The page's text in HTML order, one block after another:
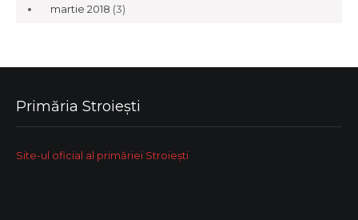
martie 2018 (3)
Primăria Stroiești
Site-ul oficial al primăriei Stroiești